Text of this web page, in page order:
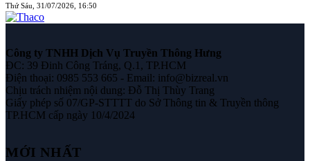
Thứ Sáu, 31/07/2026, 16:50
Công ty TNHH Dịch Vụ Truyền Thông Hưng
ĐC: 39 Đinh Công Tráng, Q.1, TP.HCM
Điện thoại: 0985 553 665 - Email: info@bizreal.vn
Chịu trách nhiệm nội dung: Đỗ Thị Thùy Trang
Giấy phép số 07/GP-STTTT do Sở Thông tin & Truyền thông
TP.HCM cấp ngày 10/4/2024
MỚI NHẤT